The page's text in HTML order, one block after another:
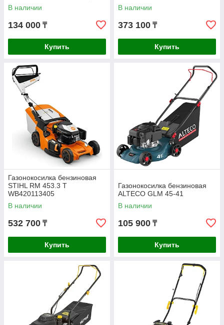
В наличии
134 000 ₸
Купить
В наличии
373 100 ₸
Купить
Газонокосилка бензиновая
STIHL RM 453.3 T
WB420113405
В наличии
532 700 ₸
Купить
Газонокосилка бензиновая
ALTECO GLM 45-41
В наличии
105 900 ₸
Купить